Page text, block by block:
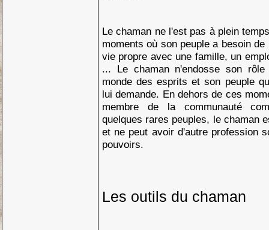
Le chaman ne l'est pas à plein
moments où son peuple a besoin
vie propre avec une famille, un
... Le chaman n'endosse son rôle
monde des esprits et son peuple
lui demande. En dehors de ces
membre de la communauté
quelques rares peuples, le chaman
et ne peut avoir d'autre profession
pouvoirs.
Les outils du chaman